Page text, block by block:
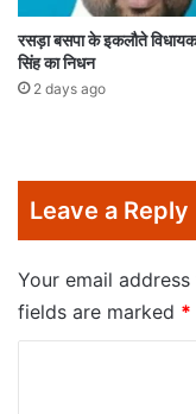
रसड़ा बसपा के इकलौते
सिंह का निधन
2 days ago
Leave a Reply
Your email
fields are marked *